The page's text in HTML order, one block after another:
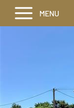
MENU